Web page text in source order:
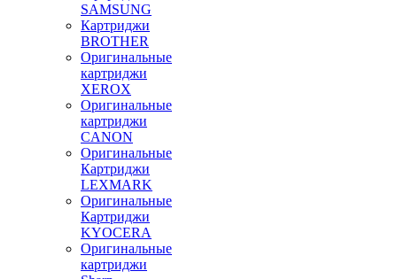
SAMSUNG
Картриджи
BROTHER
Оригинальные
картриджи
XEROX
Оригинальные
картриджи
CANON
Оригинальные
Картриджи
LEXMARK
Оригинальные
Картриджи
KYOCERA
Оригинальные
картриджи